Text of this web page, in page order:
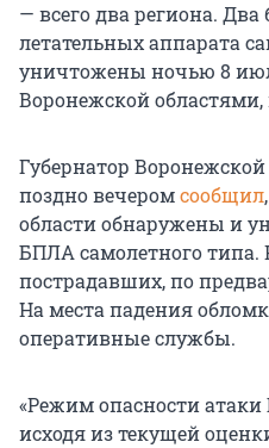
— всего два региона.
летательных аппарата
уничтожены ночью 8
Воронежской
Губернатор
поздно вечеромсообщил
области обнаружены и
БПЛА самолетного типа.
пострадавших, по
На места падения
оперативные службы.
«Режим опасности
исходя из текущей